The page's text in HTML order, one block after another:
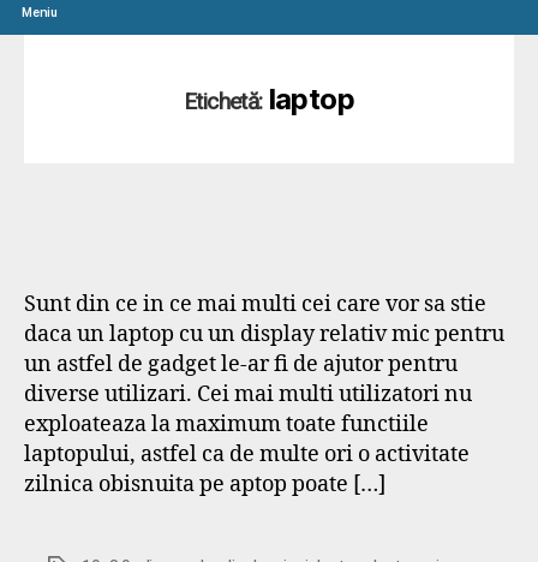
Meniu
Etichetă: laptop
Sunt din ce in ce mai multi cei care vor sa stie
daca un laptop cu un display relativ mic pentru
un astfel de gadget le-ar fi de ajutor pentru
diverse utilizari. Cei mai multi utilizatori nu
exploateaza la maximum toate functiile
laptopului, astfel ca de multe ori o activitate
zilnica obisnuita pe aptop poate […]